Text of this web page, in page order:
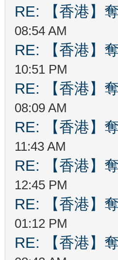
RE: 【香港】
08:54 AM
RE: 【香港】
10:51 PM
RE: 【香港】
08:09 AM
RE: 【香港】
11:43 AM
RE: 【香港】
12:45 PM
RE: 【香港】
01:12 PM
RE: 【香港】